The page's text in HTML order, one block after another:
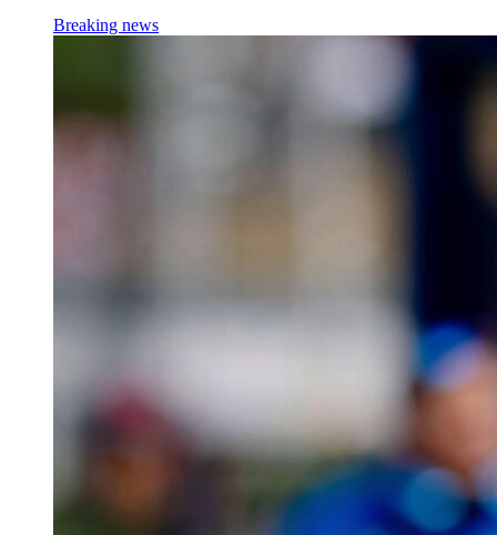
Breaking news